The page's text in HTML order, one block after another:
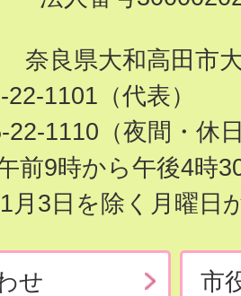
奈良県大和高田市
1101（代表）
22-1110（夜間・休
前9時から午後4時
月3日を除く月曜日
せ 市